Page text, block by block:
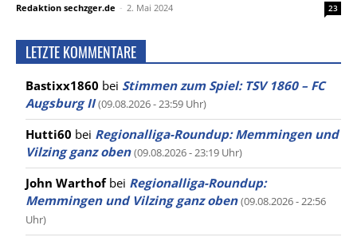
Redaktion sechzger.de - 2. Mai 2024 23
LETZTE KOMMENTARE
Bastixx1860 bei Stimmen zum Spiel: TSV 1860 – FC
Augsburg II (09.08.2026 - 23:59 Uhr)
Hutti60 bei Regionalliga-Roundup: Memmingen und
Vilzing ganz oben (09.08.2026 - 23:19 Uhr)
John Warthofbei Regionalliga-Roundup:
Memmingen und Vilzing ganz oben (09.08.2026 - 22:56
Uhr)